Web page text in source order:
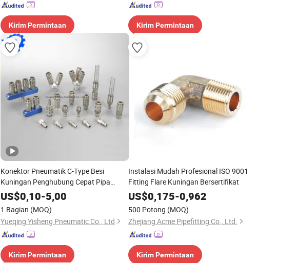
Kirim Permintaan Kirim Permintaan
Konektor Pneumatik C-Type Besi
Kuningan Penghubung Cepat Pipa
Menghubungkan Hidrolik Udara Fitting
Konektor Cepat Selang Udara
US$0,10-5,00
1 Bagian (MOQ)
Yueqing Yisheng Pneumatic Co., Ltd
Kirim Permintaan
Instalasi Mudah Profesional ISO 9001
Fitting Flare Kuningan Bersertifikat
US$0,175-0,962
500 Potong (MOQ)
Zhejiang Acme Pipefitting Co., Ltd.
Kirim Permintaan